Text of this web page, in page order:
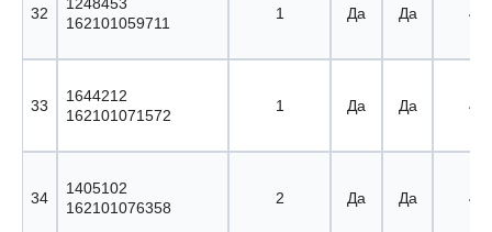
32
162101059711
1 Да Да 40
33
1644212
162101071572
1 Да Да 41
34
1405102
162101076358
2 Да Да 42